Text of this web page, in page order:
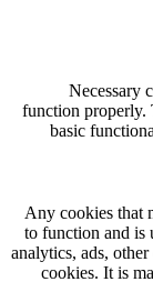
Necessary
function properly.
basic
Any cookies that
to function and is
analytics, ads, other
cookies. It is